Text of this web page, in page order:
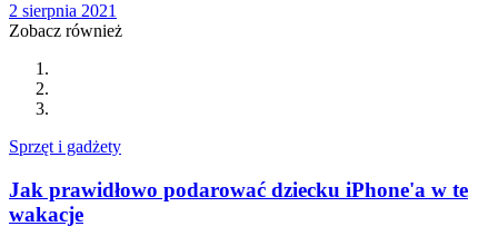
2 sierpnia 2021
Zobacz również
Sprzęt i gadżety
Jak prawidłowo podarować dziecku iPhone'a w te
wakacje